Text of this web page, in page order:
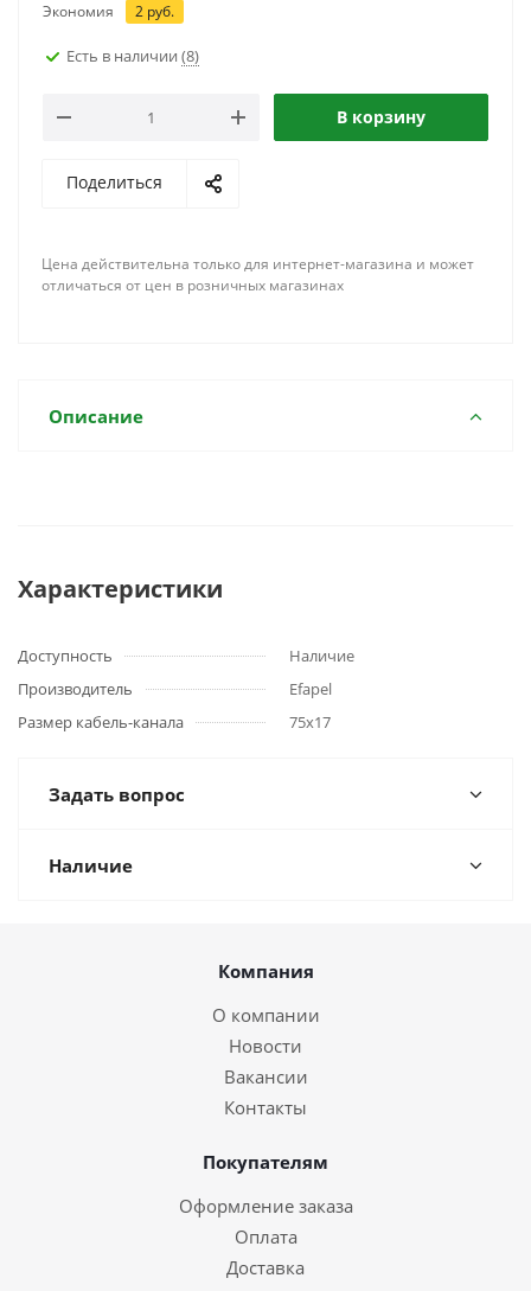
Экономия 2 руб.
Есть в наличии (8)
В корзину
Поделиться
Цена действительна только для интернет-магазина и может
отличаться от цен в розничных магазинах
Описание
Характеристики
Доступность
Наличие
Производитель
Efapel
Размер кабель-канала
75x17
Задать вопрос
Наличие
Компания
О компании
Новости
Вакансии
Контакты
Покупателям
Оформление заказа
Оплата
Доставка